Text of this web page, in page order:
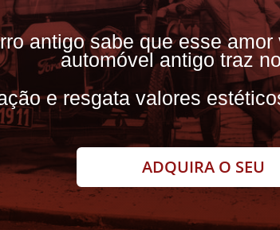
antigo sabe que esse
automóvel antigo traz
e resgata valores
ADQUIRA O SEU